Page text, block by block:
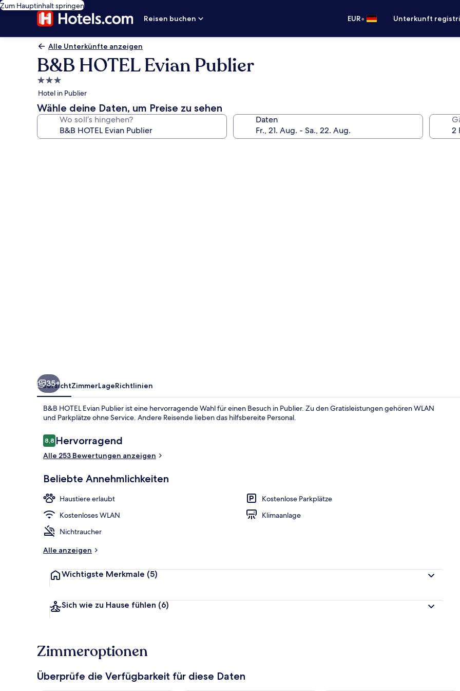
Zum Hauptinhalt springen
Reisen buchen
EUR• Unterkunft
Alle Unterkünfte anzeigen
B&B HOTEL Evian Publier
3.0-
Sterne-
Unterkunft
Hotel in Publier
Wähle deine Daten, um Preise zu sehen
Wo soll’s hingehen? Daten
Tägliches Frühstücksbuffet gegen Gebühr
35+
ÜbersichtZimmerLageRichtlinien
B&B HOTEL Evian Publier ist eine hervorragende Wahl für einen Besuch in Publier. Zu den Gratisleistungen gehören WLAN
und Parkplätze ohne Service. Andere Reisende lieben das hilfsbereite Personal.
Bewertungen
8,88,8 von 10.
Hervorragend
Alle 253 Bewertungen anzeigen
Beliebte Annehmlichkeiten
Haustiere erlaubt
Kostenlose Parkplätze
Kostenloses WLAN
Klimaanlage
Nichtraucher
Alle anzeigen
Wichtigste Merkmale (5)
Sich wie zu Hause fühlen (6)
Zimmeroptionen
Überprüfe die Verfügbarkeit für diese Daten